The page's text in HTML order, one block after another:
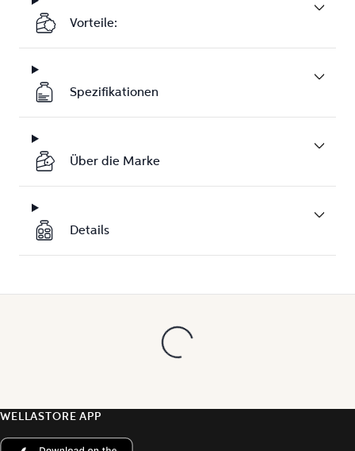
Vorteile:
Spezifikationen
Über die Marke
Details
WELLASTORE APP